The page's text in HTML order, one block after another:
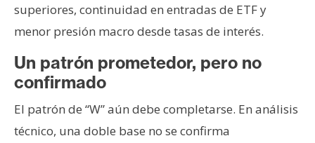
superiores, continuidad en entradas de ETF y
menor presión macro desde tasas de interés.
Un patrón prometedor, pero no
confirmado
El patrón de “W” aún debe completarse. En análisis
técnico, una doble base no se confirma